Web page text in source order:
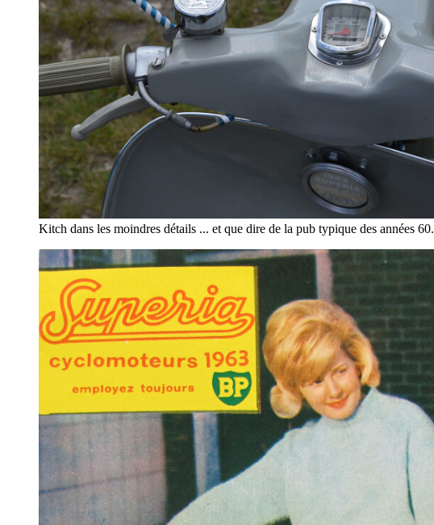
Kitch dans les moindres détails ... et que dire de la pub typique des années 60.